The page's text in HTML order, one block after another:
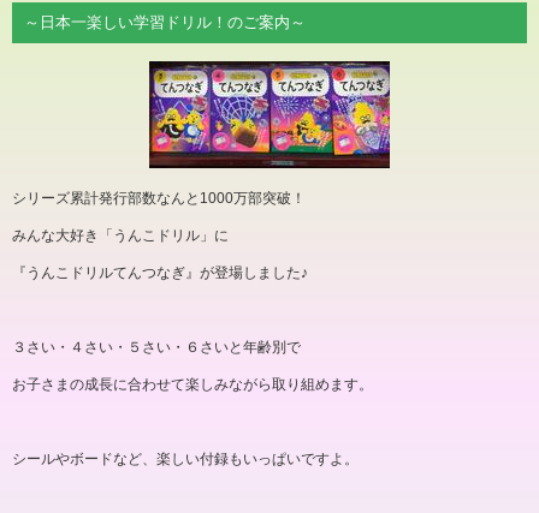
～日本一楽しい学習ドリル！のご案内～
シリーズ累計発行部数なんと 1000万部突破！
みんな大好き「うんこドリル」に
『うんこドリルてんつなぎ』が登場しました♪
３さい・４さい・５さい・６さいと年齢別で
お子さまの成長に合わせて楽しみながら取り組めます。
シールやボードなど、楽しい付録もいっぱいですよ。